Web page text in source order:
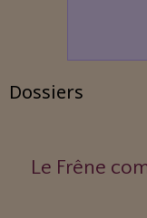
Dossiers
Le Frêne